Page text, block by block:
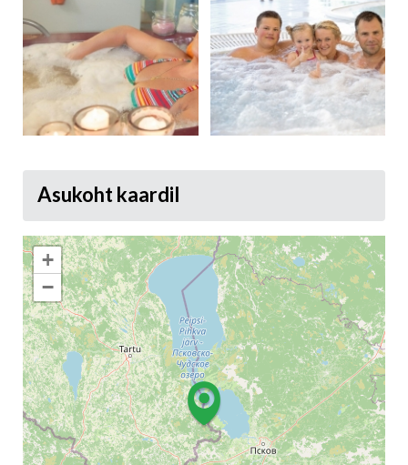
Asukoht kaardil
+
−